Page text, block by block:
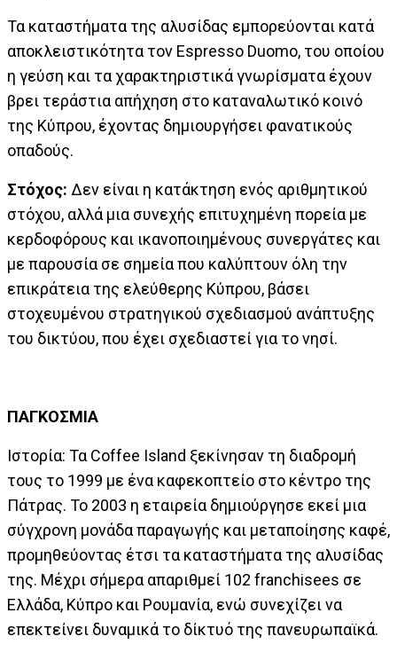
Τα καταστήματα της αλυσίδας εμπορεύονται κατά
αποκλειστικότητα τον Espresso Duomo, του οποίου
η γεύση και τα χαρακτηριστικά γνωρίσματα έχουν
βρει τεράστια απήχηση στο καταναλωτικό κοινό
της Κύπρου, έχοντας δημιουργήσει φανατικούς
οπαδούς.
Στόχος: Δεν είναι η κατάκτηση ενός αριθμητικού
στόχου, αλλά μια συνεχής επιτυχημένη πορεία με
κερδοφόρους και ικανοποιημένους συνεργάτες και
με παρουσία σε σημεία που καλύπτουν όλη την
επικράτεια της ελεύθερης Κύπρου, βάσει
στοχευμένου στρατηγικού σχεδιασμού ανάπτυξης
του δικτύου, που έχει σχεδιαστεί για το νησί.
ΠΑΓΚΟΣΜΙΑ
Ιστορία: Τα Coffee Island ξεκίνησαν τη διαδρομή
τους το 1999 με ένα καφεκοπτείο στο κέντρο της
Πάτρας. Το 2003 η εταιρεία δημιούργησε εκεί μια
σύγχρονη μονάδα παραγωγής και μεταποίησης καφέ,
προμηθεύοντας έτσι τα καταστήματα της αλυσίδας
της. Μέχρι σήμερα απαριθμεί 102 franchisees σε
Ελλάδα, Κύπρο και Ρουμανία, ενώ συνεχίζει να
επεκτείνει δυναμικά το δίκτυό της πανευρωπαϊκά.